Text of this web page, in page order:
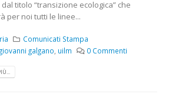
titolo “transizione ecologica” che
per noi tutti le linee...
Comunicati Stampa
giovanni galgano, uilm 0 Commenti